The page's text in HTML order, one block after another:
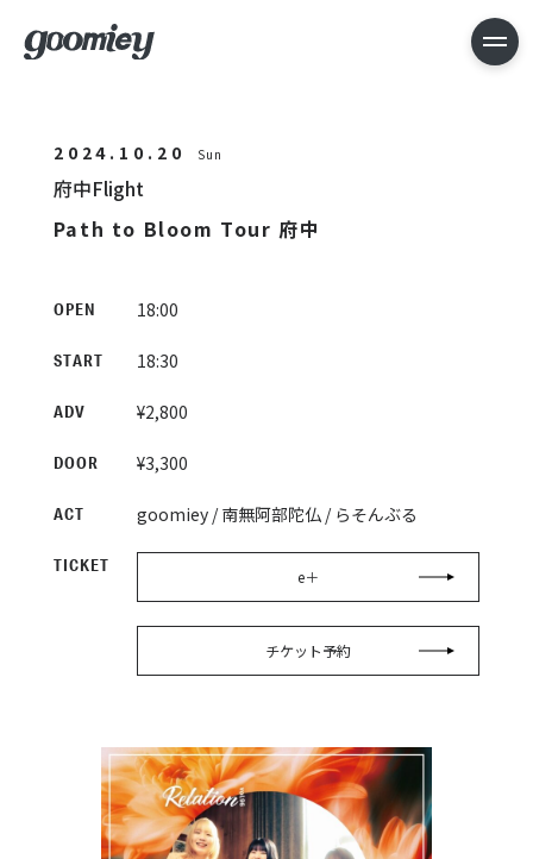
2024.10.20 Sun
府中Flight
Path to Bloom Tour 府中
OPEN 18:00
START 18:30
ADV ¥2,800
DOOR ¥3,300
ACT goomiey / 南無阿部陀仏 / らそんぶる
TICKET
e＋
チケット予約